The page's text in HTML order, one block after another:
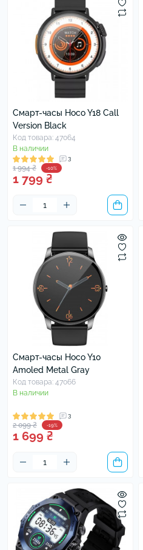
Смарт-часы Hoco Y18 Call
Version Black
Код товара: 47064
В наличии
3
1 994 ₴ -10%
1 799 ₴
Смарт-часы Hoco Y10
Amoled Metal Gray
Код товара: 47066
В наличии
3
2 099 ₴ -19%
1 699 ₴